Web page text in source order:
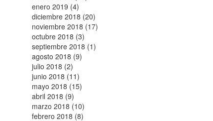
enero 2019 (4)
diciembre 2018 (20)
noviembre 2018 (17)
octubre 2018 (3)
septiembre 2018 (1)
agosto 2018 (9)
julio 2018 (2)
junio 2018 (11)
mayo 2018 (15)
abril 2018 (9)
marzo 2018 (10)
febrero 2018 (8)